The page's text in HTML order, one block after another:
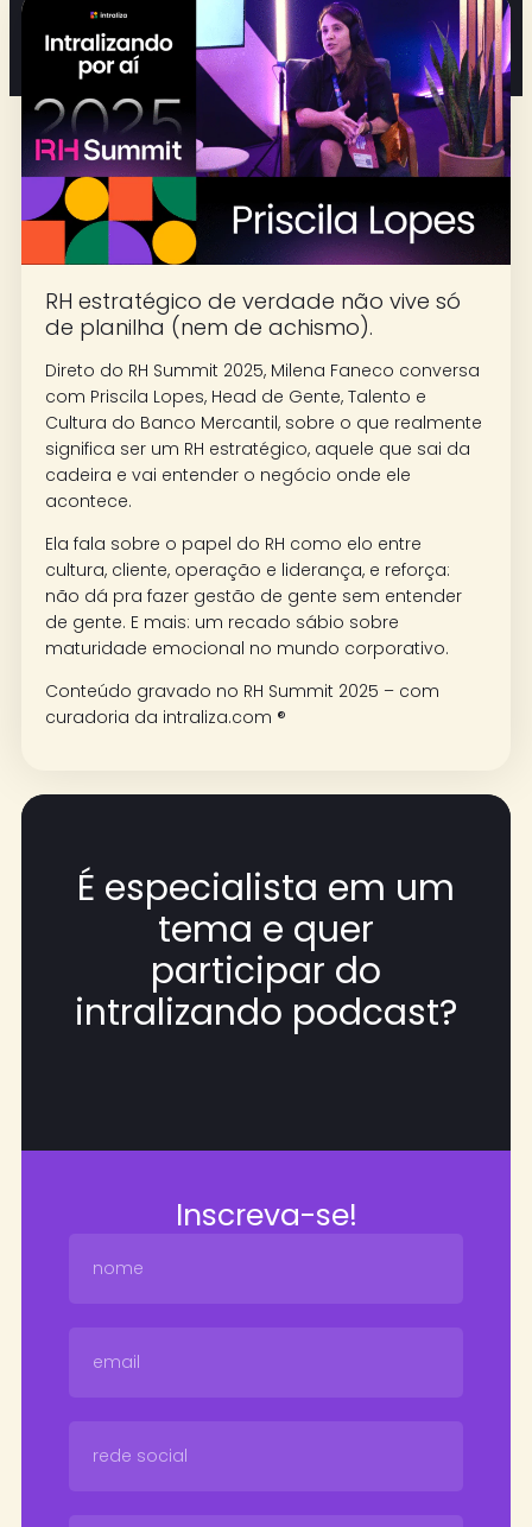
RH estratégico de verdade não vive só
de planilha (nem de achismo).
Direto do RH Summit 2025, Milena Faneco conversa
com Priscila Lopes, Head de Gente, Talento e
Cultura do Banco Mercantil, sobre o que realmente
significa ser um RH estratégico, aquele que sai da
cadeira e vai entender o negócio onde ele
acontece.
Ela fala sobre o papel do RH como elo entre
cultura, cliente, operação e liderança, e reforça:
não dá pra fazer gestão de gente sem entender
de gente. E mais: um recado sábio sobre
maturidade emocional no mundo corporativo.
Conteúdo gravado no RH Summit 2025 – com
curadoria da intraliza.com ®
É especialista em um
tema e quer
participar do
intralizando podcast?
Inscreva-se!